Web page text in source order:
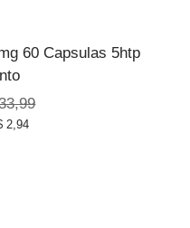
60 Capsulas 5htp
2,94